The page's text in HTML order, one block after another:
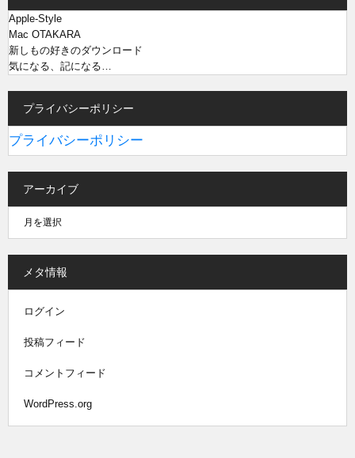
Apple-Style
Mac OTAKARA
新しもの好きのダウンロード
気になる、記になる…
プライバシーポリシー
プライバシーポリシー
アーカイブ
メタ情報
ログイン
投稿フィード
コメントフィード
WordPress.org